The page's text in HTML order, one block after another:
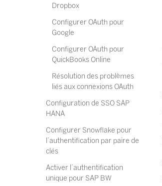
Dropbox
Configurer OAuth pour
Google
Configurer OAuth pour
QuickBooks Online
Résolution des problèmes
liés aux connexions OAuth
Configuration de SSO SAP
HANA
Configurer Snowflake pour
l’authentification par paire de
clés
Activer l’authentification
unique pour SAP BW